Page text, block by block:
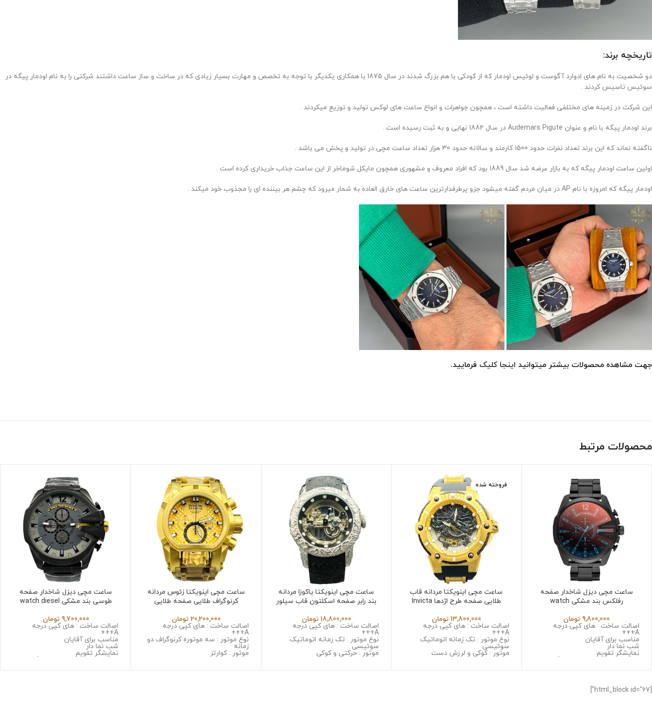
تاریخچه برند:
دو شخصیت به نام های ادوارد آگوست و لوئیس اودمار که از کودکی با هم بزرگ شدند در سال 1875 با همکاری یکدیگر با توجه به تخصص و مهارت بسیار زیادی که در ساخت و ساز ساعت داشتند شرکتی را به نام اودمار پیگه در
سوئیس تاسیس کردند .
این شرکت در زمینه های مختلفی فعالیت داشته است ، همچون جواهرات و انواع ساعت های لوکس تولید و توزیع میکردند .
برند اودمار پیگه با نام و عنوان Audemars Pigute در سال 1882 نهایی و به ثبت رسیده است .
ناگفته نماند که این برند تعداد نفرات حدود 1500 کارمند و سالانه حدود 30 هزار تعداد ساعت مچی در تولید و پخش می باشد .
اولین ساعت اودمار پیگه که به بازار عرضه شد سال 1889 بود که افراد معروف و مشهوری همچون مایکل شوماخر از این ساعت جذاب خریداری کرده است .
اودمار پیگه که امروزه با نام AP در میان مردم گفته میشود جزو پرطرفدارترین ساعت های خارق العاده به شمار میرود که چشم هر بیننده ای را مجذوب خود میکند .
جهت مشاهده محصولات بیشتر میتوانید اینجا کلیک فرمایید.
محصولات مرتبط
ساعت مچی دیزل شاخدار صفحه
رفلکس بند مشکی watch
9,800,000 تومان
اصالت ساخت : های کپی درجه
A+++
مناسب برای آقایان
شب نما دار
نمایشگر تقویم
نوع موتور : سه موتوره کرنوگراف
جنس قاب : استینلس استیل ضد
جنس شیشه : صافیر کریستال ضد
خش
فروخته شده
ساعت مچی اینویکتا مردانه قاب
طلایی صفحه طرح اژدها Invicta
13,800,000 تومان
اصالت ساخت : های کپی درجه
A+++
نوع موتور : تک زمانه اتوماتیک
سوئیسی
موتور : کوکی و لرزش دست
جنس قاب : استینلس استیل ضد
جنس شیشه : سافایر ضد خش
ساعت مچی اینویکتا یاکوزا مردانه
بند رابر صفحه اسکلتون قاب سیلور
18,800,000 تومان
اصالت ساخت : های کپی درجه
A+++
نوع موتور : تک زمانه اتوماتیک
سوئیسی
موتور : حرکتی و کوکی
جنس قاب : استینلس استیل ضد
جنس شیشه : مینرال گلس با
ساعت مچی اینویکتا زئوس مردانه
کرنوگراف طلایی صفحه طلایی
20,200,000 تومان
اصالت ساخت : های کپی درجه
A+++
نوع موتور : سه موتوره کرنوگراف دو
زمانه
موتور : کوارتز
جنس شیشه : سافایر ضد خش
ساعت مچی دیزل شاخدار صفحه
طوسی بند مشکی watch diesel
9,700,000 تومان
اصالت ساخت : های کپی درجه
A+++
مناسب برای آقایان
شب نما دار
نمایشگر تقویم
نوع موتور : سه موتوره کرنوگراف
جنس قاب : استینلس استیل ضد
[html_block id="67"]